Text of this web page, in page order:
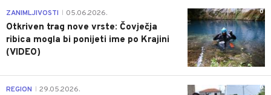
0
ZANIMLJIVOSTI 05.06.2026.
Otkriven trag nove vrste: Čovječja
ribica mogla bi ponijeti ime po Krajini
(VIDEO)
0
REGION 29.05.2026.